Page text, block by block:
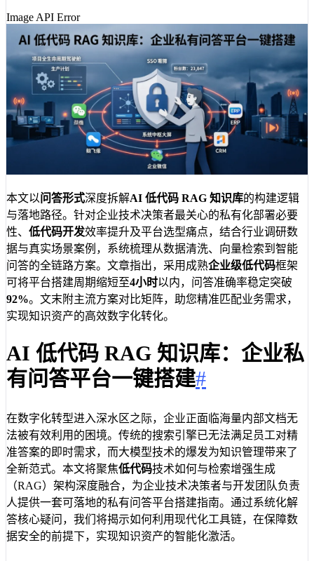
Image API Error
本文以问答形式深度拆解AI 低代码 RAG 知识库的构建逻辑
与落地路径。针对企业技术决策者最关心的私有化部署必要
性、 低代码开发效率提升及平台选型痛点，结合行业调研数
据与真实场景案例，系统梳理从数据清洗、向量检索到智能
问答的全链路方案。文章指出，采用成熟企业级低代码框架
可将平台搭建周期缩短至4小时以内，问答准确率稳定突破
92%。文末附主流方案对比矩阵，助您精准匹配业务需求，
实现知识资产的高效数字化转化。
AI 低代码 RAG 知识库：企业私
有问答平台一键搭建#
在数字化转型进入深水区之际，企业正面临海量内部文档无
法被有效利用的困境。传统的搜索引擎已无法满足员工对精
准答案的即时需求，而大模型技术的爆发为知识管理带来了
全新范式。本文将聚焦低代码技术如何与检索增强生成
（RAG）架构深度融合，为企业技术决策者与开发团队负责
人提供一套可落地的私有问答平台搭建指南。通过系统化解
答核心疑问，我们将揭示如何利用现代化工具链，在保障数
据安全的前提下，实现知识资产的智能化激活。